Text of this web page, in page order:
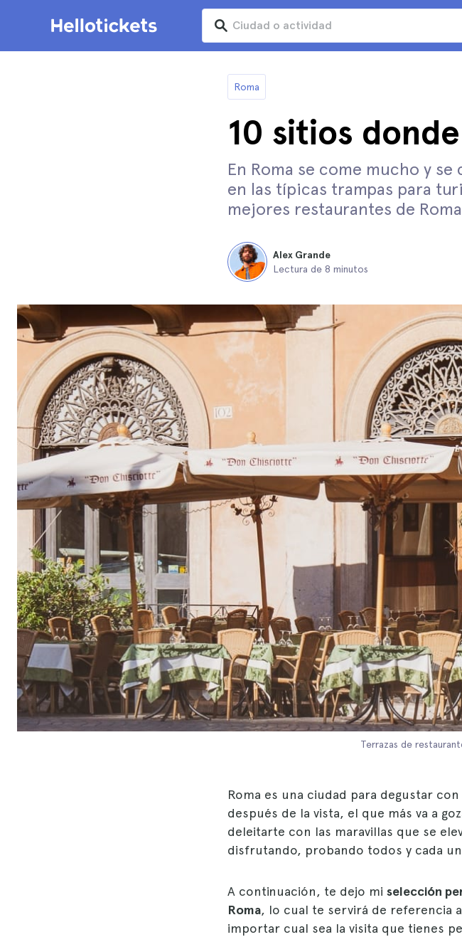
Roma
10 sitios
En Roma se come mucho y
en las típicas trampas para
mejores restaurantes de Roma
Alex Grande
Lectura de 8 minutos
Terrazas de
Roma es una ciudad para degustar
después de la vista, el que más va a
deleitarte con las maravillas que se
disfrutando, probando todos y cada
A continuación, te dejo mi selección
Roma, lo cual te servirá de referencia
importar cual sea la visita que tienes